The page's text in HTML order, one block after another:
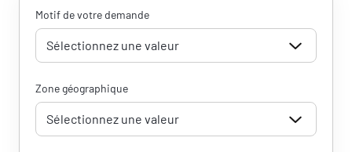
Motif de votre demande
Zone géographique